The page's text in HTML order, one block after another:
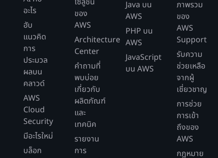
อะไร
ฮับ
แนวคิด
การ
ประมวล
ผลบน
คลาวด์
AWS
Cloud
Security
มีอะไรใหม่
บล็อก
ของ
AWS
Architecture
Center
คำถามที่
พบบ่อย
เกี่ยวกับ
ผลิตภัณฑ์
และ
เทคนิค
รายงาน
การ
Java บน
AWS
PHP บน
AWS
JavaScript
บน AWS
ภาพรวม
ของ
AWS
Support
รับความ
ช่วยเหลือ
จากผู้
เชี่ยวชาญ
การช่วย
การเข้า
ถึงของ
AWS
กฎหมาย